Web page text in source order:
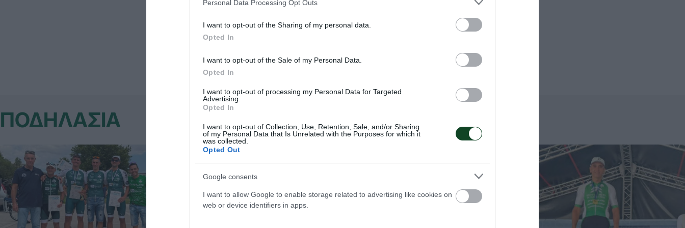
Personal Data Processing Opt Outs
I want to opt-out of the Sharing of my personal data.
Opted In
I want to opt-out of the Sale of my Personal Data.
Opted In
I want to opt-out of processing my Personal Data for Targeted
Advertising.
Opted In
I want to opt-out of Collection, Use, Retention, Sale, and/or Sharing
of my Personal Data that Is Unrelated with the Purposes for which it
was collected.
Opted Out
Google consents
I want to allow Google to enable storage related to advertising like cookies on
web or device identifiers in apps.
ΠΟΔΗΛΑΣΙΑ